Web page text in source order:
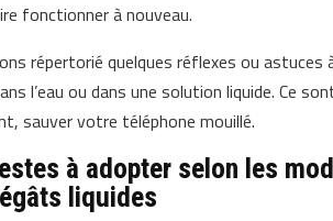
fonctionner à nouveau.
répertorié quelques réflexes ou
l’eau ou dans une solution liquide. Ce
sauver votre téléphone mouillé.
à adopter selon les
liquides